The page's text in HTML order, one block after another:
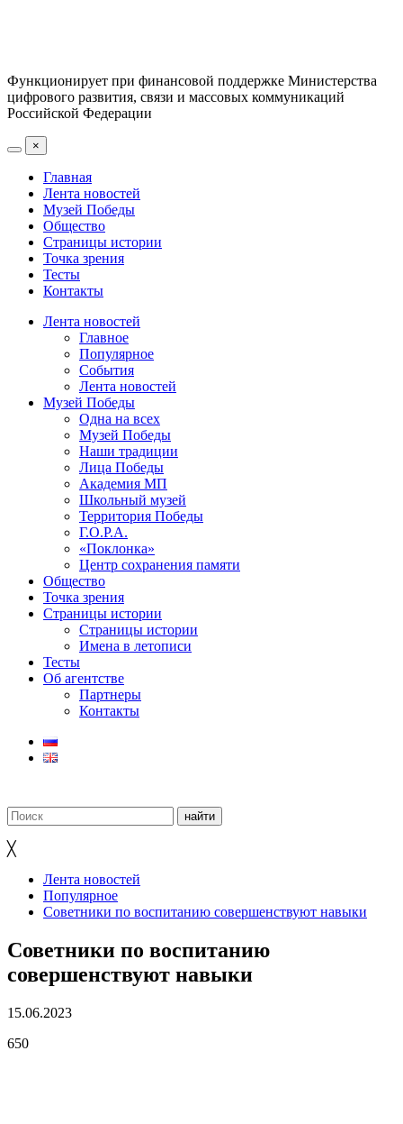
Функционирует при финансовой поддержке Министерства
цифрового развития, связи и массовых коммуникаций
Российской Федерации
×
Главная
Лента новостей
Музей Победы
Общество
Страницы истории
Точка зрения
Тесты
Контакты
Лента новостей
Главное
Популярное
События
Лента новостей
Музей Победы
Одна на всех
Музей Победы
Наши традиции
Лица Победы
Академия МП
Школьный музей
Территория Победы
Г.О.Р.А.
«Поклонка»
Центр сохранения памяти
Общество
Точка зрения
Страницы истории
Страницы истории
Имена в летописи
Тесты
Об агентстве
Партнеры
Контакты
╳
Лента новостей
Популярное
Советники по воспитанию совершенствуют навыки
Советники по воспитанию
совершенствуют навыки
15.06.2023
650